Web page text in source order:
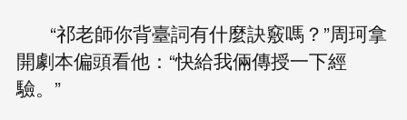
“祁老師你背臺詞有什麼訣竅嗎？”周珂拿
開劇本偏頭看他：“快給我倆傳授一下經
驗。”